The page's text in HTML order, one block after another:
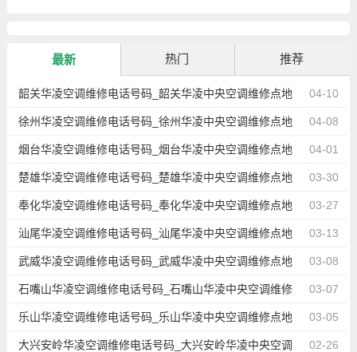
最新 热门 推荐
04-10
韶关华凌空调维修电话号码_韶关华凌中央空调维修点地
址查询 04-08
徐州华凌空调维修电话号码_徐州华凌中央空调维修点地
址查询 04-01
烟台华凌空调维修电话号码_烟台华凌中央空调维修点地
址查询 03-30
楚雄华凌空调维修电话号码_楚雄华凌中央空调维修点地
址查询 03-27
奉化华凌空调维修电话号码_奉化华凌中央空调维修点地
址查询 03-13
汕尾华凌空调维修电话号码_汕尾华凌中央空调维修点地
址查询 03-08
武威华凌空调维修电话号码_武威华凌中央空调维修点地
址查询 03-07
石嘴山华凌空调维修电话号码_石嘴山华凌中央空调维修
点地址查询 03-05
乐山华凌空调维修电话号码_乐山华凌中央空调维修点地
址查询 02-26
大兴安岭华凌空调维修电话号码_大兴安岭华凌中央空调